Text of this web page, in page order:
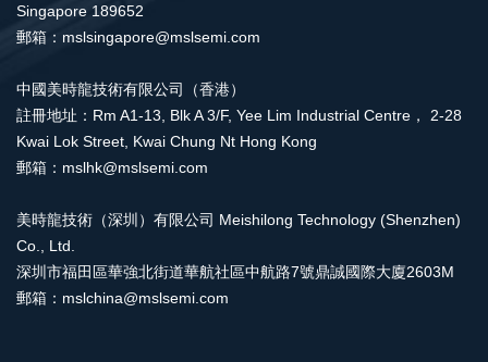
Singapore 189652
郵箱：mslsingapore@mslsemi.com
中國美時龍技術有限公司（香港）
註冊地址：Rm A1-13, Blk A 3/F, Yee Lim Industrial Centre， 2-28
Kwai Lok Street, Kwai Chung Nt Hong Kong
郵箱：mslhk@mslsemi.com
美時龍技術（深圳）有限公司 Meishilong Technology (Shenzhen)
Co., Ltd.
深圳市福田區華強北街道華航社區中航路7號鼎誠國際大廈2603M
郵箱：mslchina@mslsemi.com